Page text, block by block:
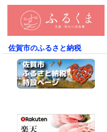
佐賀市のふるさと納税